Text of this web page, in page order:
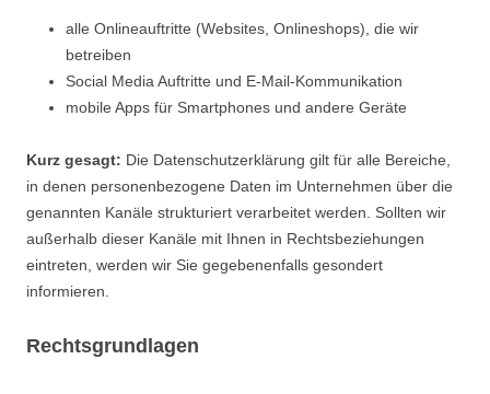
alle Onlineauftritte (Websites, Onlineshops), die wir
betreiben
Social Media Auftritte und E-Mail-Kommunikation
mobile Apps für Smartphones und andere Geräte
Kurz gesagt: Die Datenschutzerklärung gilt für alle Bereiche,
in denen personenbezogene Daten im Unternehmen über die
genannten Kanäle strukturiert verarbeitet werden. Sollten wir
außerhalb dieser Kanäle mit Ihnen in Rechtsbeziehungen
eintreten, werden wir Sie gegebenenfalls gesondert
informieren.
Rechtsgrundlagen